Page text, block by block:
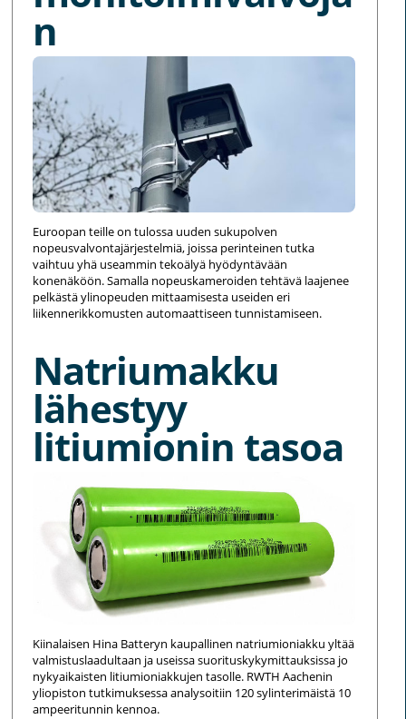
n
Euroopan teille on tulossa uuden sukupolven
nopeusvalvontajärjestelmiä, joissa perinteinen tutka
vaihtuu yhä useammin tekoälyä hyödyntävään
konenäköön. Samalla nopeuskameroiden tehtävä laajenee
pelkästä ylinopeuden mittaamisesta useiden eri
liikennerikkomusten automaattiseen tunnistamiseen.
Natriumakku
lähestyy
litiumionin tasoa
Kiinalaisen Hina Batteryn kaupallinen natriumioniakku yltää
valmistuslaadultaan ja useissa suorituskykymittauksissa jo
nykyaikaisten litiumioniakkujen tasolle. RWTH Aachenin
yliopiston tutkimuksessa analysoitiin 120 sylinterimäistä 10
ampeeritunnin kennoa.